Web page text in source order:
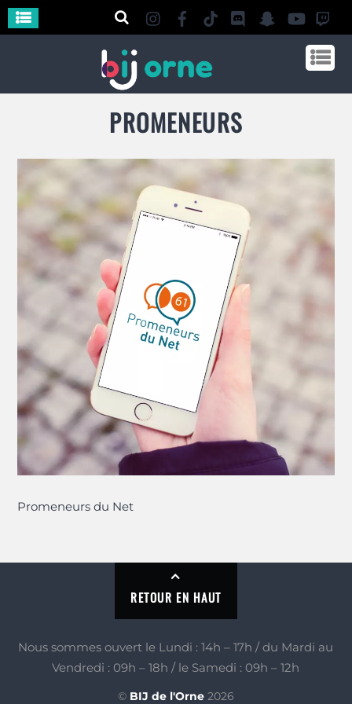
PROMENEURS
Promeneurs du Net
RETOUR EN HAUT
Nous sommes ouvert le Lundi : 14h – 17h / du Mardi au
Vendredi : 09h – 18h / le Samedi : 09h – 12h
© BIJ de l'Orne 2026